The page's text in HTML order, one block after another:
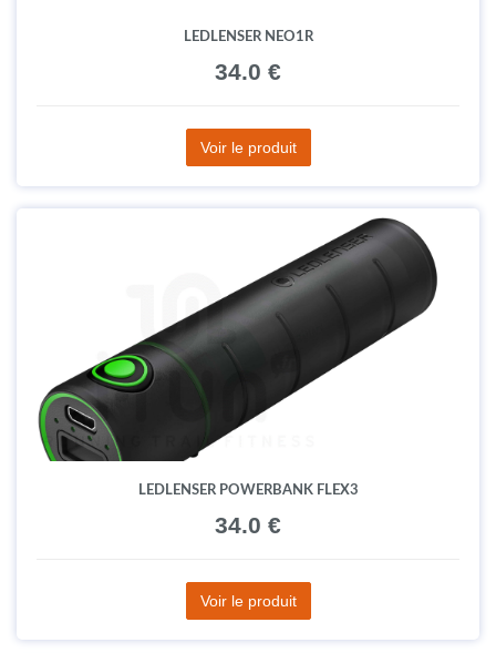
LEDLENSER NEO1R
34.0 €
Voir le produit
LEDLENSER POWERBANK FLEX3
34.0 €
Voir le produit